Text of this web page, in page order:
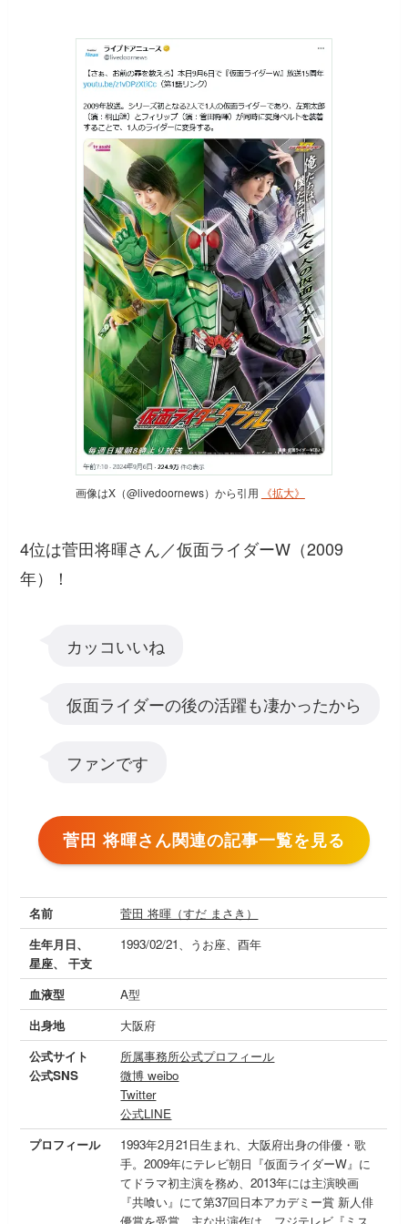
画像はX（@livedoornews）から引用 《拡大》
4位は菅田将暉さん／仮面ライダーW（2009
年）！
カッコいいね
仮面ライダーの後の活躍も凄かったから
ファンです
菅田 将暉さん関連の記事一覧を見る
名前
菅田 将暉（すだ まさき）
生年月日、
星座、 干支
1993/02/21、うお座、酉年
血液型
A型
出身地
大阪府
公式サイト
公式SNS
所属事務所公式プロフィール
微博 weibo
Twitter
公式LINE
プロフィール
1993年2月21日生まれ、大阪府出身の俳優・歌
手。2009年にテレビ朝日『仮面ライダーW』に
てドラマ初主演を務め、2013年には主演映画
『共喰い』にて第37回日本アカデミー賞 新人俳
優賞を受賞。主な出演作は、フジテレビ『ミス